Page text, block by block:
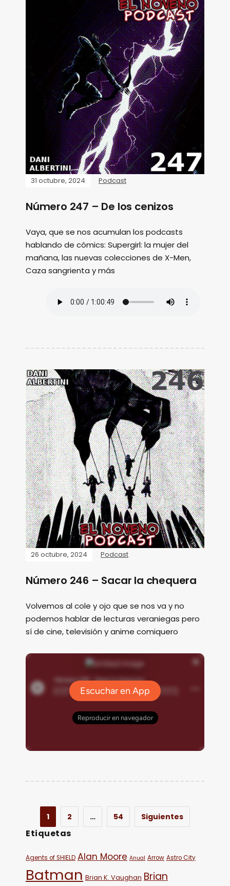
31 octubre, 2024 Podcast
Número 247 – De los cenizos
Vaya, que se nos acumulan los podcasts
hablando de cómics: Supergirl: la mujer del
mañana, las nuevas colecciones de X-Men,
Caza sangrienta y más
26 octubre, 2024 Podcast
Número 246 – Sacar la chequera
Volvemos al cole y ojo que se nos va y no
podemos hablar de lecturas veraniegas pero
sí de cine, televisión y anime comiquero
1 2 … 54 Siguientes
Etiquetas
Agents of SHIELD Alan Moore Anual Arrow Astro City
Batman Brian K. Vaughan Brian